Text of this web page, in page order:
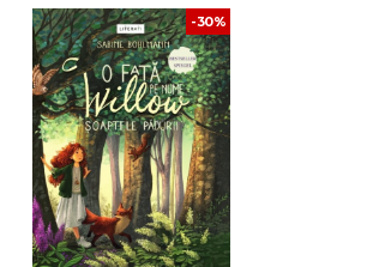
-30%